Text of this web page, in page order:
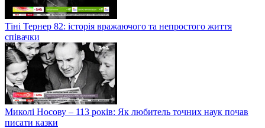
Тіні Тернер 82: історія вражаючого та непростого життя
співачки
Миколі Носову – 113 років: Як любитель точних наук почав
писати казки